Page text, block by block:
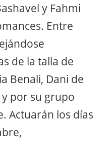
y Fahmi
Entre
de la talla de
Benali, Dani de
por su grupo
Actuarán los días